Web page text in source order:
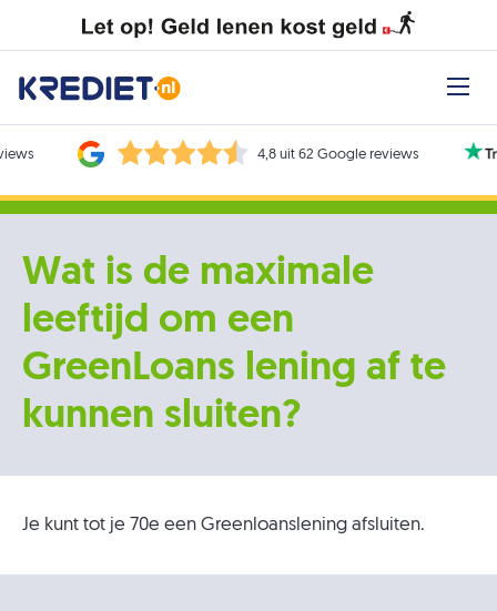
4,8 uit 62 Google reviews
Wat is de maximale
leeftijd om een
GreenLoans lening af te
kunnen sluiten?
Je kunt tot je 70e een Greenloanslening afsluiten.